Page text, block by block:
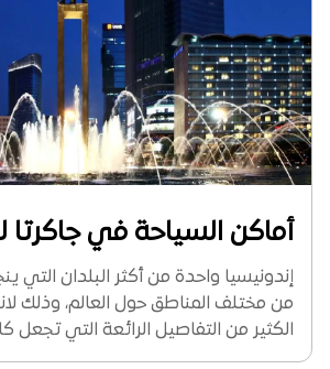
أماكن السياحة في جاكرتا
إندونيسيا واحدة من أكثر البلدان التي
من مختلف المناطق حول العالم، وذلك
الكثير من التفاصيل الرائعة التي تجعل
مختلف الاعمار قادرين على الاستمتاع،